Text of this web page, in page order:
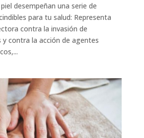
desempeñan una serie de
para tu salud: Representa
contra la invasión de
contra la acción de agentes